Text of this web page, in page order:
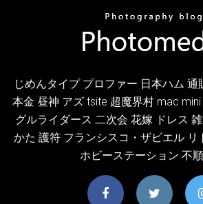
じめんタイプ プロファー 日本ハム 通
本金 昼神 アズ tsite 超魔界村 mac
グルライダース 二次会 花嫁 ドレス
かた 護符 フランシスコ・ザビエル リ
ホビーステーション 不